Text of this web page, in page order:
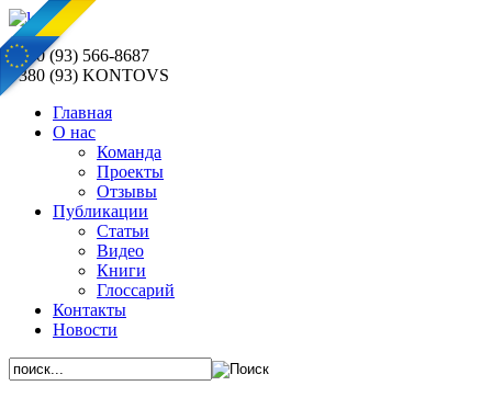
+380 (93) 566-8687
+380 (93) KONTOVS
Главная
О нас
Команда
Проекты
Отзывы
Публикации
Статьи
Видео
Книги
Глоссарий
Контакты
Новости